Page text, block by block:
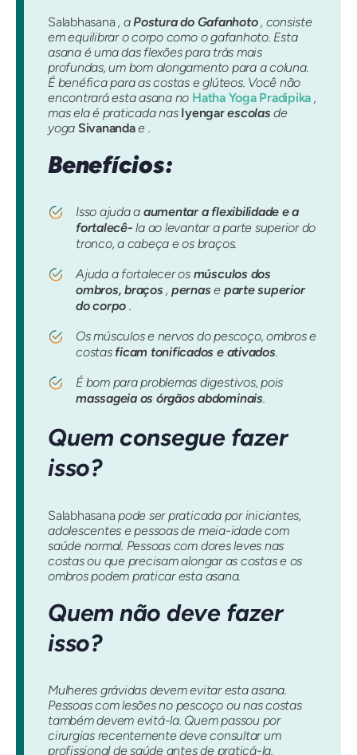
Salabhasana , aPostura do Gafanhoto, consiste
em equilibrar o corpo como o gafanhoto. Esta
asana é uma das flexões para trás mais
profundas, um bom alongamento para a coluna.
É benéfica para as costas e glúteos. Você não
encontrará esta asana no Hatha Yoga Pradipika ,
mas ela é praticada nas Iyengarescolasde
yoga Sivanandae .
Benefícios:
Isso ajuda a aumentar a flexibilidade e a
fortalecê- la ao levantar a parte superior do
tronco, a cabeça e os braços.
Ajuda a fortalecer os músculos dos
ombros, braços, pernase parte superior
do corpo .
Os músculos e nervos do pescoço, ombros e
costas ficam tonificados e ativados.
É bom para problemas digestivos, pois
massageia os órgãos abdominais.
Quem consegue fazer
isso?
Salabhasana pode ser praticada por iniciantes,
adolescentes e pessoas de meia-idade com
saúde normal. Pessoas com dores leves nas
costas ou que precisam alongar as costas e os
ombros podem praticar esta asana.
Quem não deve fazer
isso?
Mulheres grávidas devem evitar esta asana.
Pessoas com lesões no pescoço ou nas costas
também devem evitá-la. Quem passou por
cirurgias recentemente deve consultar um
profissional de saúde antes de praticá-la.